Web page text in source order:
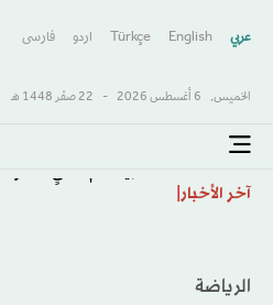
عربي English
Türkçe اردو فارسى
الخميس, 6 أغسطس 2026 - 22 صفَر 1448 هـ
آخر الأخبار
الرياضة